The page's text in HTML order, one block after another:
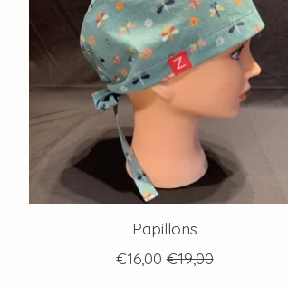
Papillons
€16,00 €19,00